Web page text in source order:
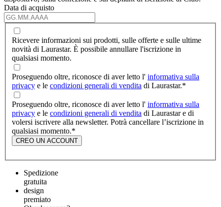
Data di acquisto
Ricevere informazioni sui prodotti, sulle offerte e sulle ultime
novità di Laurastar. È possibile annullare l'iscrizione in
qualsiasi momento.
Proseguendo oltre, riconosce di aver letto l' informativa sulla
privacy e le condizioni generali di vendita di Laurastar.*
Proseguendo oltre, riconosce di aver letto l' informativa sulla
privacy e le condizioni generali di vendita di Laurastar e di
volersi iscrivere alla newsletter. Potrà cancellare l’iscrizione in
qualsiasi momento.*
CREO UN ACCOUNT
Spedizione
gratuita
design
premiato